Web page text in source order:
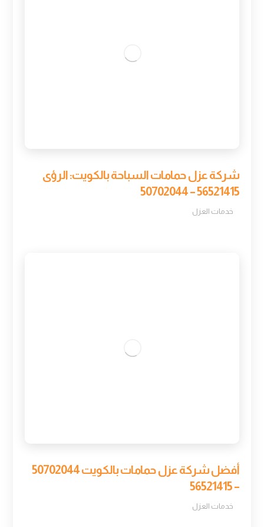
شركة عزل حمامات السباحة بالكويت: الرؤى
56521415 – 50702044
خدمات العزل
أفضل شركة عزل حمامات بالكويت 50702044
– 56521415
خدمات العزل